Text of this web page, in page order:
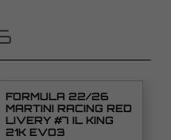
FORMULA 22/26
MARTINI RACING RED
LIVERY #7 IL KING
21K EVO3